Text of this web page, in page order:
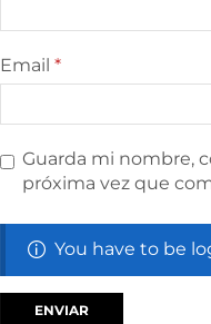
Email *
Guarda mi nombre,
próxima vez que
You have to be